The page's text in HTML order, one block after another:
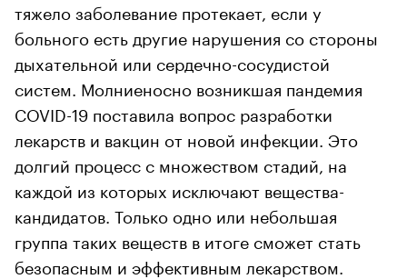
тяжело заболевание протекает, если у
больного есть другие нарушения со стороны
дыхательной или сердечно-сосудистой
систем. Молниеносно возникшая пандемия
COVID-19 поставила вопрос разработки
лекарств и вакцин от новой инфекции. Это
долгий процесс с множеством стадий, на
каждой из которых исключают вещества-
кандидатов. Только одно или небольшая
группа таких веществ в итоге сможет стать
безопасным и эффективным лекарством.